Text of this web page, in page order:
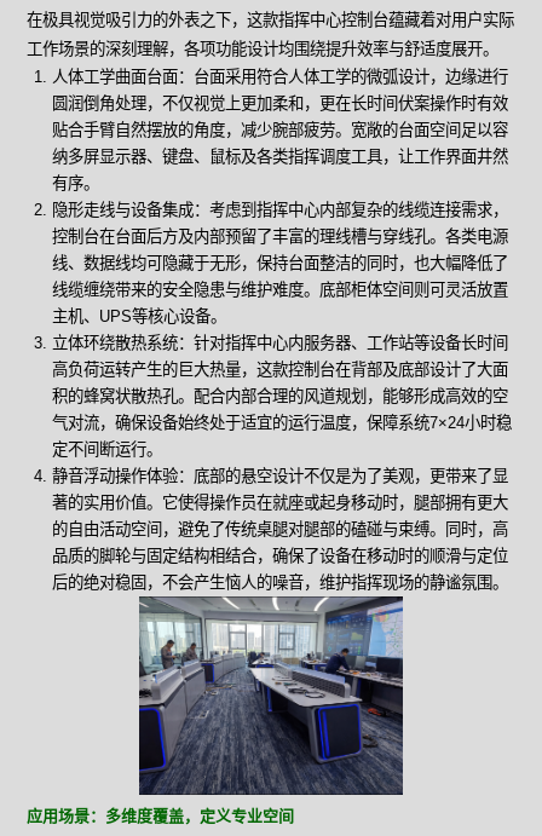
在极具视觉吸引力的外表之下，这款指挥中心控制台蕴藏着对用户实际
工作场景的深刻理解，各项功能设计均围绕提升效率与舒适度展开。
人体工学曲面台面：台面采用符合人体工学的微弧设计，边缘进行
圆润倒角处理，不仅视觉上更加柔和，更在长时间伏案操作时有效
贴合手臂自然摆放的角度，减少腕部疲劳。宽敞的台面空间足以容
纳多屏显示器、键盘、鼠标及各类指挥调度工具，让工作界面井然
有序。
隐形走线与设备集成：考虑到指挥中心内部复杂的线缆连接需求，
控制台在台面后方及内部预留了丰富的理线槽与穿线孔。各类电源
线、数据线均可隐藏于无形，保持台面整洁的同时，也大幅降低了
线缆缠绕带来的安全隐患与维护难度。底部柜体空间则可灵活放置
主机、UPS等核心设备。
立体环绕散热系统：针对指挥中心内服务器、工作站等设备长时间
高负荷运转产生的巨大热量，这款控制台在背部及底部设计了大面
积的蜂窝状散热孔。配合内部合理的风道规划，能够形成高效的空
气对流，确保设备始终处于适宜的运行温度，保障系统7×24小时稳
定不间断运行。
静音浮动操作体验：底部的悬空设计不仅是为了美观，更带来了显
著的实用价值。它使得操作员在就座或起身移动时，腿部拥有更大
的自由活动空间，避免了传统桌腿对腿部的磕碰与束缚。同时，高
品质的脚轮与固定结构相结合，确保了设备在移动时的顺滑与定位
后的绝对稳固，不会产生恼人的噪音，维护指挥现场的静谧氛围。
应用场景：多维度覆盖，定义专业空间